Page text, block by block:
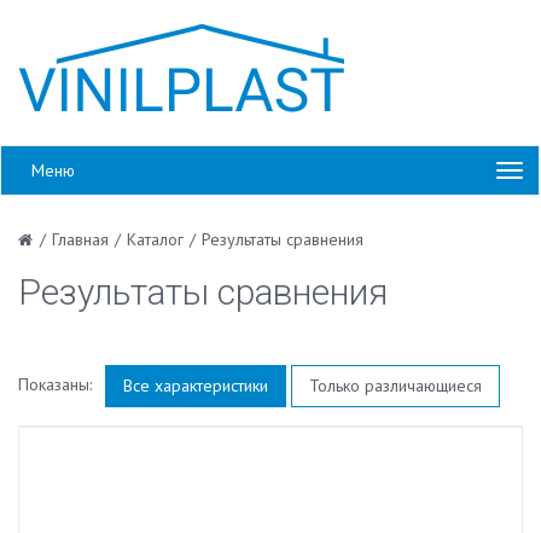
Меню
/ Главная / Каталог / Результаты сравнения
Результаты сравнения
Показаны: Все характеристики Только различающиеся